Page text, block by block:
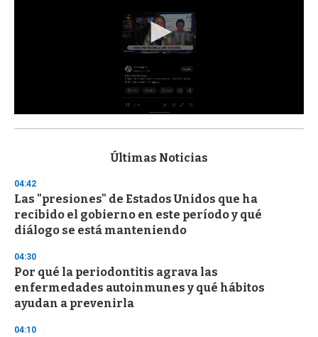
s
d
s
o
f
3
s
e
c
o
n
Últimas Noticias
04:42
Las "presiones" de Estados Unidos que ha
recibido el gobierno en este período y qué
diálogo se está manteniendo
04:30
Por qué la periodontitis agrava las
enfermedades autoinmunes y qué hábitos
ayudan a prevenirla
04:10